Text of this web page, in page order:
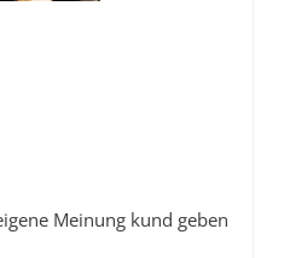
Meinung kund geben